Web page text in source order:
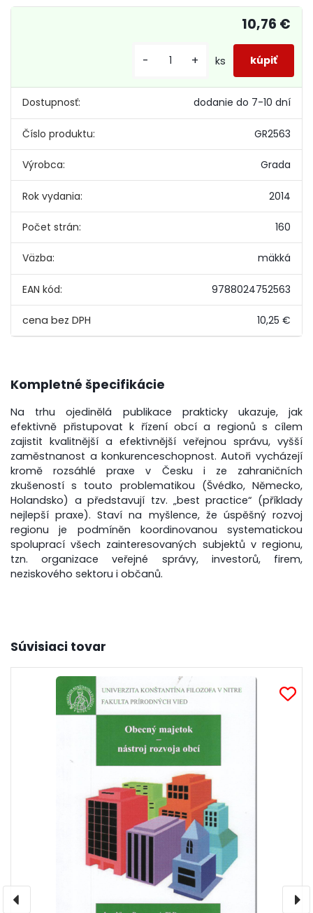
Dostupnosť: dodanie do 7-10 dní
Číslo produktu: GR2563
Výrobca: Grada
Rok vydania: 2014
Počet strán: 160
Väzba: mäkká
EAN kód: 9788024752563
10,25 €
10,76 €
- + ks
Kompletné špecifikácie
Na trhu ojedinělá publikace prakticky ukazuje, jak
efektivně přistupovat k řízení obcí a regionů s cílem
zajistit kvalitnější a efektivnější veřejnou správu, vyšší
zaměstnanost a konkurenceschopnost. Autoři vycházejí
kromě rozsáhlé praxe v Česku i ze zahraničních
zkušeností s touto problematikou (Švédko, Německo,
Holandsko) a představují tzv. „best practice“ (příklady
nejlepší praxe). Staví na myšlence, že úspěšný rozvoj
regionu je podmíněn koordinovanou systematickou
spoluprací všech zainteresovaných subjektů v regionu,
tzn. organizace veřejné správy, investorů, firem,
neziskového sektoru i občanů.
Súvisiaci tovar